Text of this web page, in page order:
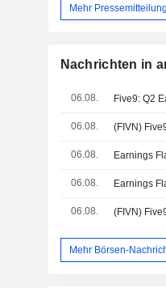
Mehr
Nachrichten in
06.08. Five9: Q2
06.08. (FIVN)
06.08.
06.08.
06.08. (FIVN)
Mehr Börsen-